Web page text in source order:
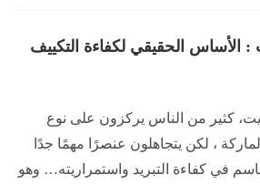
الأساس الحقيقي لكفاءة التكييف
كثير من الناس يركزون على نوع
، لكن يتجاهلون عنصرًا مهمًا جدًا
في كفاءة التبريد واستمراريته… وهو